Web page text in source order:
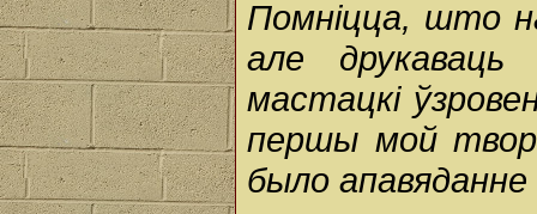
Помніцца, што
але
мастацкі
першы мой твор,
было апавяданне